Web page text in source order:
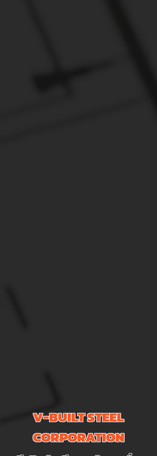
V-BUILT STEEL
CORPORATION